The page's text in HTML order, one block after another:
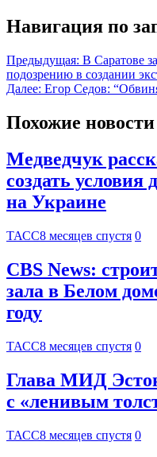
Навигация по
Предыдущая: В Саратове
подозрению в создании
Далее: Егор Седов:
Похожие новости
Медведчук
создать условия
на Украине
ТАСС8 месяцев спустя 0
CBS News:
зала в Белом
году
ТАСС8 месяцев спустя 0
Глава МИД
с «ленивым
ТАСС8 месяцев спустя 0